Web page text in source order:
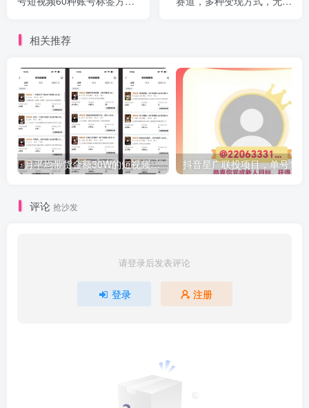
相关推荐
月平均带货金额30W的短视频图书带货实操课，全程干货分享
评论 抢沙发
请登录后发表评论
登录 注册